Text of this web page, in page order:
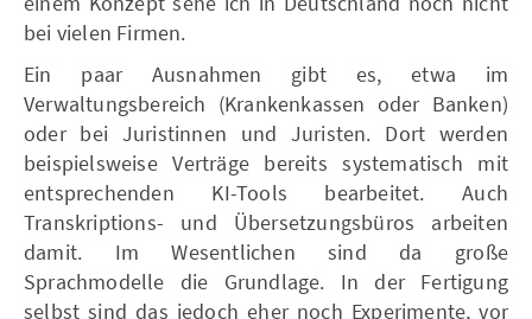
bei vielen Firmen.
Ein paar Ausnahmen gibt es, etwa im
Verwaltungsbereich (Krankenkassen oder Banken)
oder bei Juristinnen und Juristen. Dort werden
beispielsweise Verträge bereits systematisch mit
entsprechenden KI-Tools bearbeitet. Auch
Transkriptions- und Übersetzungsbüros arbeiten
damit. Im Wesentlichen sind da große
Sprachmodelle die Grundlage. In der Fertigung
selbst sind das jedoch eher noch Experimente, vor